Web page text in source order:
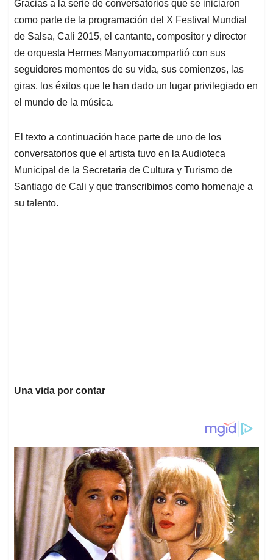
s
A
p
p
b
o
o
k
e
d
I
n
l
a
d
s
Gracias a la serie de conversatorios que se iniciaron
como parte de la programación del X Festival Mundial
de Salsa, Cali 2015, el cantante, compositor y director
de orquesta Hermes Manyomacompartió con sus
seguidores momentos de su vida, sus comienzos, las
giras, los éxitos que le han dado un lugar privilegiado en
el mundo de la música.
El texto a continuación hace parte de uno de los
conversatorios que el artista tuvo en la Audioteca
Municipal de la Secretaria de Cultura y Turismo de
Santiago de Cali y que transcribimos como homenaje a
su talento.
Una vida por contar